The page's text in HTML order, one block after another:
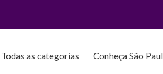
Todas as categorias Conheça São